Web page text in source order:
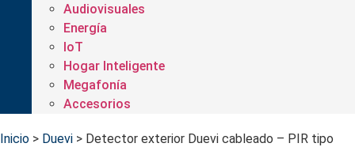
Audiovisuales
Energía
IoT
Hogar Inteligente
Megafonía
Accesorios
Inicio > Duevi > Detector exterior Duevi cableado – PIR tipo